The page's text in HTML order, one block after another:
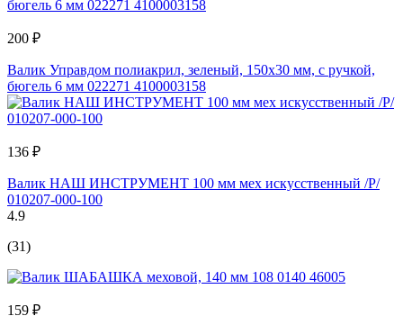
200 ₽
Валик Управдом полиакрил, зеленый, 150x30 мм, с ручкой,
бюгель 6 мм 022271 4100003158
136 ₽
Валик НАШ ИНСТРУМЕНТ 100 мм мех искусственный /Р/
010207-000-100
4.9
(31)
159 ₽